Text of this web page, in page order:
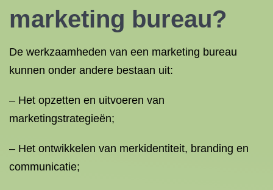
marketing bureau?
De werkzaamheden van een marketing bureau
kunnen onder andere bestaan uit:
– Het opzetten en uitvoeren van
marketingstrategieën;
– Het ontwikkelen van merkidentiteit, branding en
communicatie;